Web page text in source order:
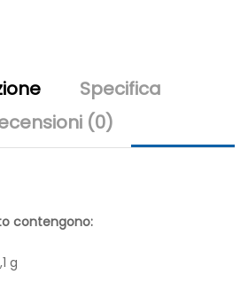
Specifica
(0)
contengono:
g